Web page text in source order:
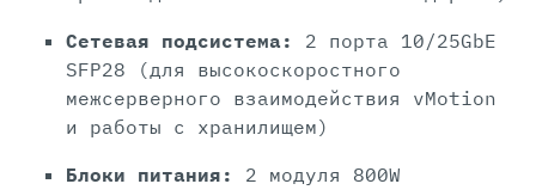
Сетевая подсистема: 2 порта 10/25GbE
SFP28 (для высокоскоростного
межсерверного взаимодействия vMotion
и работы с хранилищем)
Блоки питания: 2 модуля 800W